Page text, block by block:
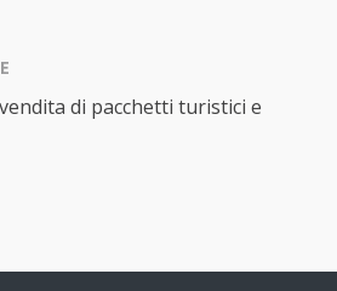
di pacchetti turistici e